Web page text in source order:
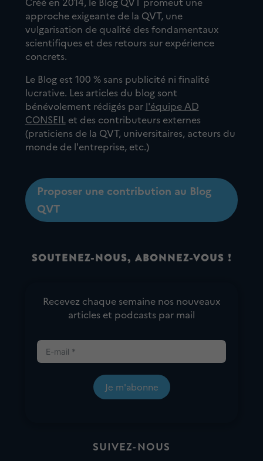
approche exigeante de la QVT, une
vulgarisation de qualité des fondamentaux
scientifiques et des retours sur expérience
concrets.
Le Blog est 100 % sans publicité ni finalité
lucrative. Les articles du blog sont
bénévolement rédigés par l'équipe AD
CONSEILet des contributeurs externes
(praticiens de la QVT, universitaires, acteurs du
monde de l'entreprise, etc.)
Proposer une contribution au Blog
QVT
SOUTENEZ-NOUS, ABONNEZ-VOUS !
Recevez chaque semaine nos nouveaux
articles et podcasts par mail
Je m'abonne
SUIVEZ-NOUS